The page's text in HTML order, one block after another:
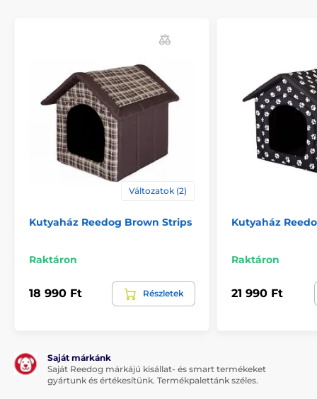
Könnyű és könnyen hordozható
Menedék és pihenőhely
Minőségi és tartós anyag
Véd a szél ellen
nincs
Változatok (2)
Kutyaház Reedog Brown Strips
Raktáron
18 990 Ft Részletek
Kutyaház
Raktáron
21 990 Ft
Saját márkánk
Saját Reedog márkájú kisállat- és smart termékeket
gyártunk és értékesítünk. Termékpalettánk széles.